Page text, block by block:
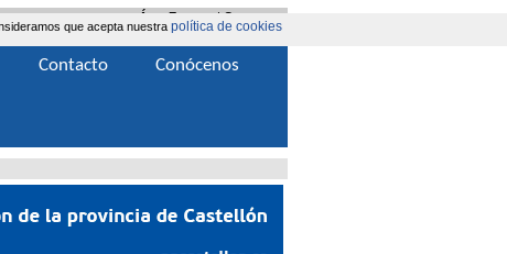
que acepta nuestra política de cookies
|Contacta
Área Extranet
Contacto Conócenos